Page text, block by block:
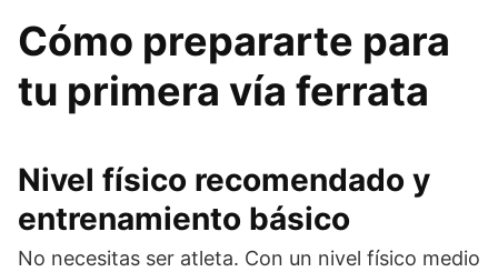
Cómo prepararte para
tu primera vía ferrata
Nivel físico recomendado y
entrenamiento básico
No necesitas ser atleta. Con un nivel físico medio